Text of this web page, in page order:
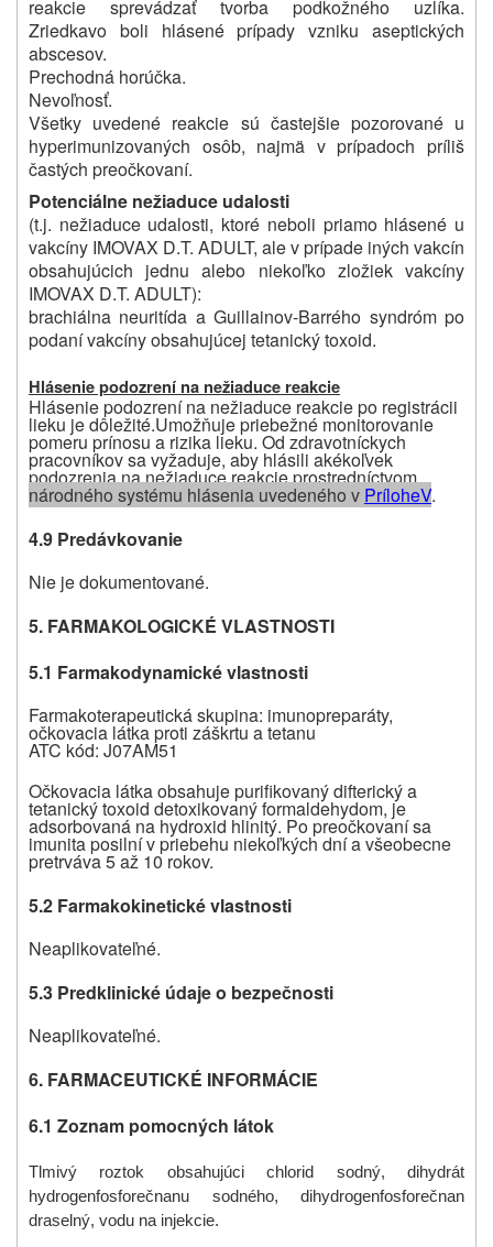
reakcie sprevádzať tvorba podkožného uzlíka.
Zriedkavo boli hlásené prípady vzniku aseptických
abscesov.
Prechodná horúčka.
Nevoľnosť.
Všetky uvedené reakcie sú častejšie pozorované u
hyperimunizovaných osôb, najmä v prípadoch príliš
častých preočkovaní.
Potenciálne nežiaduce udalosti
(t.j. nežiaduce udalosti, ktoré neboli priamo hlásené u
vakcíny IMOVAX D.T. ADULT, ale v prípade iných vakcín
obsahujúcich jednu alebo niekoľko zložiek vakcíny
IMOVAX D.T. ADULT):
brachiálna neuritída a Guillainov-Barrého syndróm po
podaní vakcíny obsahujúcej tetanický toxoid.
Hlásenie podozrení na nežiaduce reakcie
Hlásenie podozrení na nežiaduce reakcie po registrácii
lieku je dôležité.Umožňuje priebežné monitorovanie
pomeru prínosu a rizika lieku. Od zdravotníckych
pracovníkov sa vyžaduje, aby hlásili akékoľvek
podozrenia na nežiaduce reakcie prostredníctvom
národného systému hlásenia uvedeného v PríloheV.
4.9 Predávkovanie
Nie je dokumentované.
5. FARMAKOLOGICKÉ VLASTNOSTI
5.1 Farmakodynamické vlastnosti
Farmakoterapeutická skupina: imunopreparáty,
očkovacia látka proti záškrtu a tetanu
ATC kód: J07AM51
Očkovacia látka obsahuje purifikovaný difterický a
tetanický toxoid detoxikovaný formaldehydom, je
adsorbovaná na hydroxid hlinitý. Po preočkovaní sa
imunita posilní v priebehu niekoľkých dní a všeobecne
pretrváva 5 až 10 rokov.
5.2 Farmakokinetické vlastnosti
Neaplikovateľné.
5.3 Predklinické údaje o bezpečnosti
Neaplikovateľné.
6. FARMACEUTICKÉ INFORMÁCIE
6.1 Zoznam pomocných látok
Tlmivý roztok obsahujúcichlorid sodný, dihydrát
hydrogenfosforečnanu sodného, dihydrogenfosforečnan
draselný, vodu na injekcie.